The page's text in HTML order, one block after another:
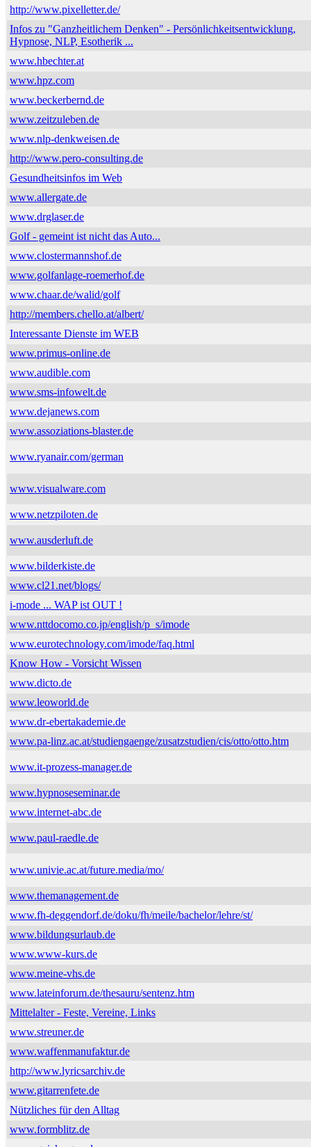
http://www.pixelletter.de/
Infos zu "Ganzheitlichem Denken" - Persönlichkeitsentwicklung,
Hypnose, NLP, Esotherik ...
www.hbechter.at
www.hpz.com
www.beckerbernd.de
www.zeitzuleben.de
www.nlp-denkweisen.de
http://www.pero-consulting.de
Gesundheitsinfos im Web
www.allergate.de
www.drglaser.de
Golf - gemeint ist nicht das Auto...
www.clostermannshof.de
www.golfanlage-roemerhof.de
www.chaar.de/walid/golf
http://members.chello.at/albert/
Interessante Dienste im WEB
www.primus-online.de
www.audible.com
www.sms-infowelt.de
www.dejanews.com
www.assoziations-blaster.de
www.ryanair.com/german
www.visualware.com
www.netzpiloten.de
www.ausderluft.de
www.bilderkiste.de
www.cl21.net/blogs/
i-mode ... WAP ist OUT !
www.nttdocomo.co.jp/english/p_s/imode
www.eurotechnology.com/imode/faq.html
Know How - Vorsicht Wissen
www.dicto.de
www.leoworld.de
www.dr-ebertakademie.de
www.pa-linz.ac.at/studiengaenge/zusatzstudien/cis/otto/otto.htm
www.it-prozess-manager.de
www.hypnoseseminar.de
www.internet-abc.de
www.paul-raedle.de
www.univie.ac.at/future.media/mo/
www.themanagement.de
www.fh-deggendorf.de/doku/fh/meile/bachelor/lehre/st/
www.bildungsurlaub.de
www.www-kurs.de
www.meine-vhs.de
www.lateinforum.de/thesauru/sentenz.htm
Mittelalter - Feste, Vereine, Links
www.streuner.de
www.waffenmanufaktur.de
http://www.lyricsarchiv.de
www.gitarrenfete.de
Nützliches für den Alltag
www.formblitz.de